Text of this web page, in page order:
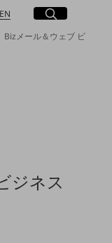
語
EN Englishサイト内検索
開く
Bizメール＆ウェブ ビ
ジネス